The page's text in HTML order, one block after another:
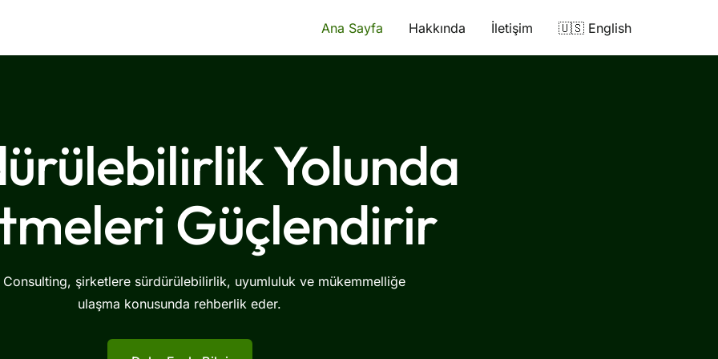
Ana Sayfa Hakkında İletişim 🇺🇸 English
Yolunda
Güçlendirir
Consulting, şirketlere sürdürülebilirlik, uyumluluk ve mükemmelliğe
ulaşma konusunda rehberlik eder.